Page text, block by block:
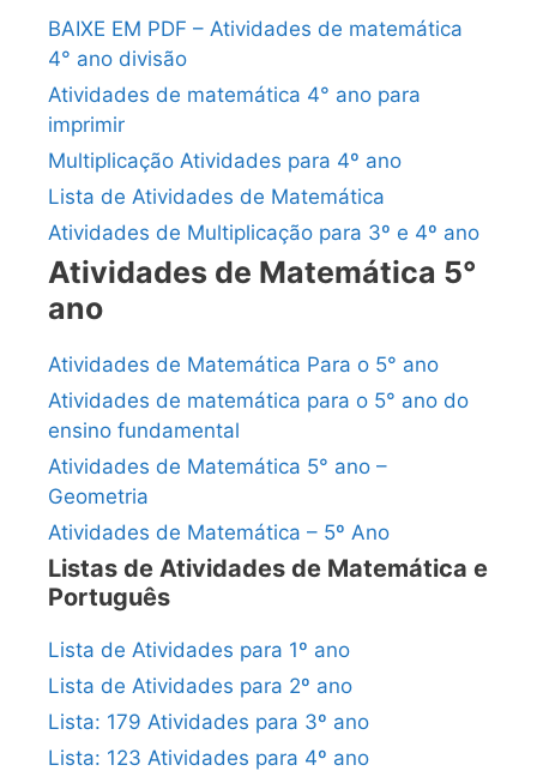
BAIXE EM PDF – Atividades de matemática
4° ano divisão
Atividades de matemática 4° ano para
imprimir
Multiplicação Atividades para 4º ano
Lista de Atividades de Matemática
Atividades de Multiplicação para 3º e 4º ano
Atividades de Matemática 5°
ano
Atividades de Matemática Para o 5° ano
Atividades de matemática para o 5° ano do
ensino fundamental
Atividades de Matemática 5° ano –
Geometria
Atividades de Matemática – 5º Ano
Listas de Atividades de Matemática e
Português
Lista de Atividades para 1º ano
Lista de Atividades para 2º ano
Lista: 179 Atividades para 3º ano
Lista: 123 Atividades para 4º ano